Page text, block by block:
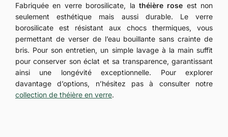
Fabriquée en verre borosilicate, la théière rose est non
seulement esthétique mais aussi durable. Le verre
borosilicate est résistant aux chocs thermiques, vous
permettant de verser de l’eau bouillante sans crainte de
bris. Pour son entretien, un simple lavage à la main suffit
pour conserver son éclat et sa transparence, garantissant
ainsi une longévité exceptionnelle. Pour explorer
davantage d’options, n’hésitez pas à consulter notre
collection de théière en verre.